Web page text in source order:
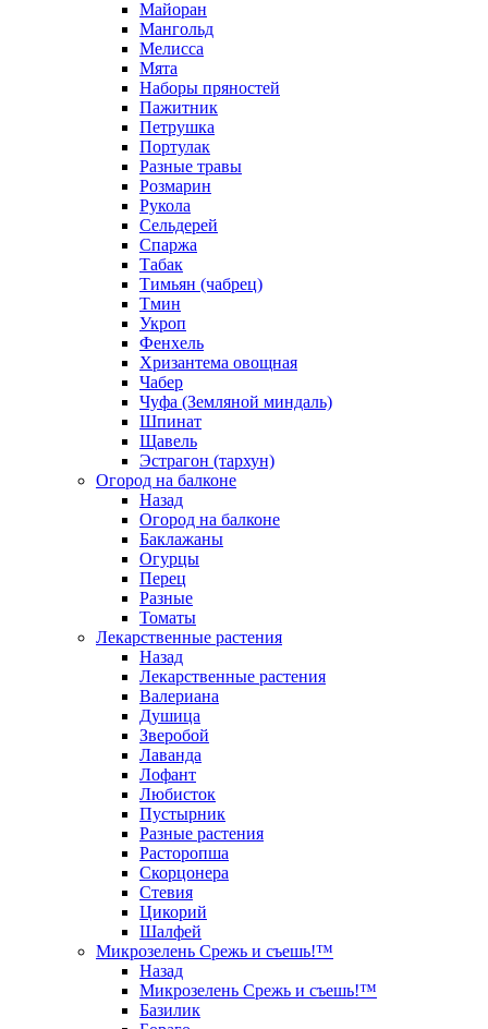
Майоран
Мангольд
Мелисса
Мята
Наборы пряностей
Пажитник
Петрушка
Портулак
Разные травы
Розмарин
Рукола
Сельдерей
Спаржа
Табак
Тимьян (чабрец)
Тмин
Укроп
Фенхель
Хризантема овощная
Чабер
Чуфа (Земляной миндаль)
Шпинат
Щавель
Эстрагон (тархун)
Огород на балконе
Назад
Огород на балконе
Баклажаны
Огурцы
Перец
Разные
Томаты
Лекарственные растения
Назад
Лекарственные растения
Валериана
Душица
Зверобой
Лаванда
Лофант
Любисток
Пустырник
Разные растения
Расторопша
Скорцонера
Стевия
Цикорий
Шалфей
Микрозелень Срежь и съешь!™
Назад
Микрозелень Срежь и съешь!™
Базилик